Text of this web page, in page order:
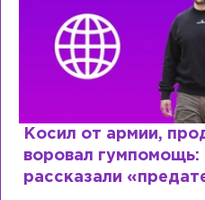
Рыдает из-за мужа,
Лазаревым: как
сходит с ума